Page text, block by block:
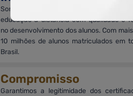
Somos associados à ABED e
educação a distância com qualidade e
no desenvolvimento dos alunos. Com
10 milhões de alunos matriculados em
Brasil.
Compromisso
Garantimos a legitimidade dos